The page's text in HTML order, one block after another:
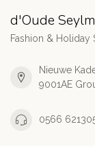
d'Oude
Fashion & Holiday
Nieuwe
9001AE
0566